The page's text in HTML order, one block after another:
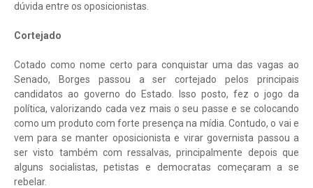
dúvida entre os oposicionistas.
Cortejado
Cotado como nome certo para conquistar uma das vagas ao
Senado, Borges passou a ser cortejado pelos principais
candidatos ao governo do Estado. Isso posto, fez o jogo da
política, valorizando cada vez mais o seu passe e se colocando
como um produto com forte presença na mídia. Contudo, o vai e
vem para se manter oposicionista e virar governista passou a
ser visto também com ressalvas, principalmente depois que
alguns socialistas, petistas e democratas começaram a se
rebelar.